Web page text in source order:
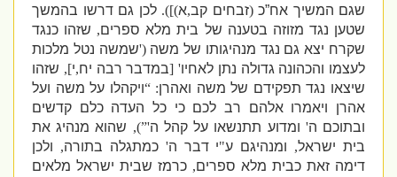
שגם המשיך אח”כ(זבחים קב,א)]).לכן גם דרשו בהמשך
שטען נגד מזוזה בטענה של בית מלא ספרים,שזהו כנגד
שקרח יצא גם נגד מנהיגותו של משה('שמשה נטל מלכות
לעצמו והכהונה גדולה נתן לאחיו' [במדבר רבה יח ,י],שזהו
שיצאו נגד תפקידם של משה ואהרן: “ויקהלו על משה ועל
אהרן ויאמרו אלהם רב לכם כי כל העדה כלם קדשים
ובתוכם ה 'ומדוע תתנשאו על קהל ה '”),שהוא מנהיג את
בית ישראל,ומנהיגם ע "י דבר ה 'כמתגלה בתורה,ולכן
דימה זאת כבית מלא ספרים,כרמז שבית ישראל מלאים